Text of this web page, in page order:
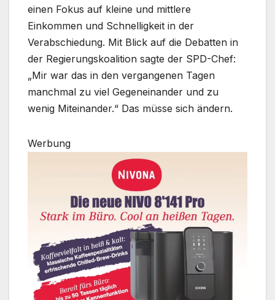
einen Fokus auf kleine und mittlere
Einkommen und Schnelligkeit in der
Verabschiedung. Mit Blick auf die Debatten in
der Regierungskoalition sagte der SPD-Chef:
„Mir war das in den vergangenen Tagen
manchmal zu viel Gegeneinander und zu
wenig Miteinander.“ Das müsse sich ändern.
Werbung